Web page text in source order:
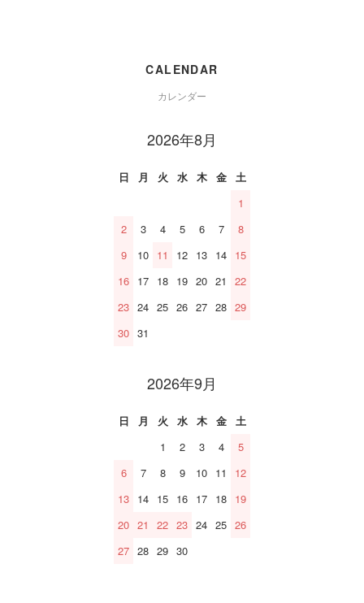
CALENDAR
カレンダー
2026年8月
日 月 火 水 木 金
土
1
2
3 4 5 6 7
8
9
10 11 12 13 14 15
16 17 18 19 20 21
22
23 24 25 26 27 28 29
30 31
2026年9月
日 月 火 水 木 金
土
1
2 3 4
5
6
7 8 9 10 11
12
13 14 15 16 17 18 19
20 21 22 23 24 25 26
27 28 29 30